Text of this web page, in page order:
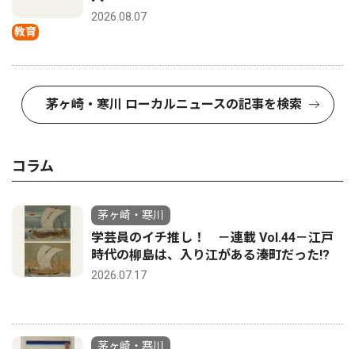
教育
2026.08.07
茅ヶ崎・寒川 ローカルニュースの記事を検索
コラム
茅ヶ崎・寒川
学芸員のイチ推し！ －連載 Vol.44－江戸
時代の柳島は、入り江がある湊町だった!?
2026.07.17
茅ヶ崎・寒川